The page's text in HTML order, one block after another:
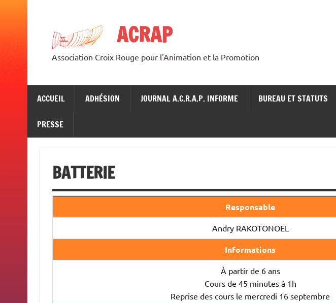
ACRAP
Association Croix Rouge pour l'Animation et la Promotion
ACCUEIL ADHÉSION JOURNAL A.C.R.A.P. INFORME BUREAU ET STATUTS
PRESSE
BATTERIE
Responsable
Andry RAKOTONOEL
Informations
À partir de 6 ans
Cours de 45 minutes à 1h
Reprise des cours le mercredi 16 septembre